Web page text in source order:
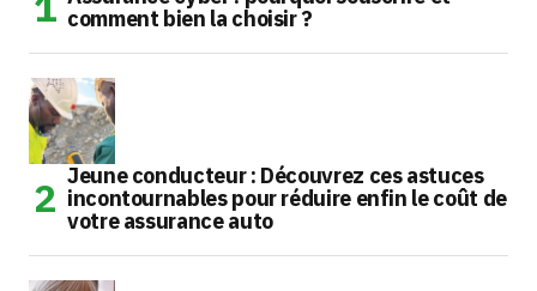
comment bien la choisir ?
Jeune conducteur : Découvrez ces astuces
incontournables pour réduire enfin le coût de
votre assurance auto